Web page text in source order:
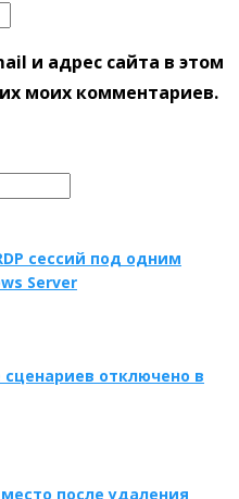
и адрес сайта в этом
моих комментариев.
сессий под одним
Server
отключено в
после удаления